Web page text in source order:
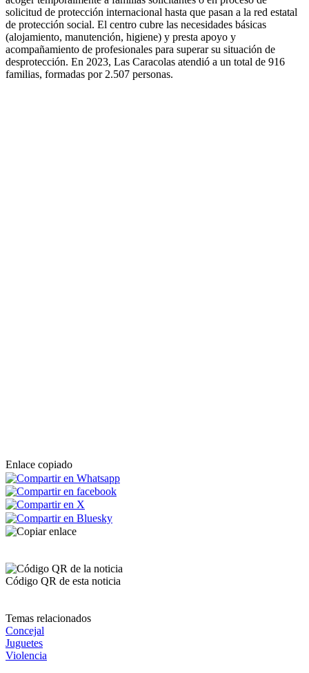
solicitud de protección internacional hasta que pasan a la red estatal
de protección social. El centro cubre las necesidades básicas
(alojamiento, manutención, higiene) y presta apoyo y
acompañamiento de profesionales para superar su situación de
desprotección. En 2023, Las Caracolas atendió a un total de 916
familias, formadas por 2.507 personas.
Enlace copiado
Código QR de esta noticia
Temas relacionados
Concejal
Juguetes
Violencia